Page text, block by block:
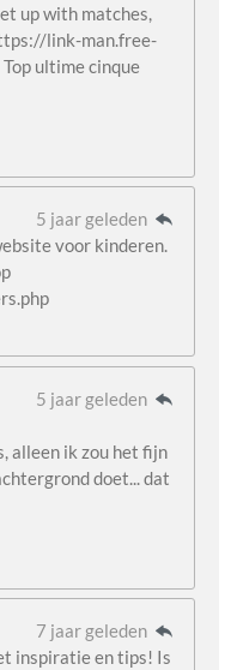
up with matches,
link-man.free-
ultime cinque
5 jaar geleden
voor kinderen.
5 jaar geleden
alleen ik zou het fijn
doet... dat
7 jaar geleden
inspiratie en tips! Is